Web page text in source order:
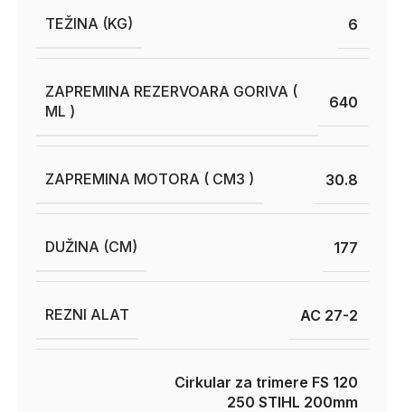
TEŽINA (KG) 6
ZAPREMINA REZERVOARA GORIVA (
ML )
640
ZAPREMINA MOTORA ( CM3 ) 30.8
DUŽINA (CM) 177
REZNI ALAT AC 27-2
Cirkular za trimere FS 120
250 STIHL 200mm